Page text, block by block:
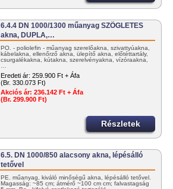
6.4.4 DN 1000/1300 műanyag SZÖGLETES
akna, DUPLA,…
PO. - poliolefin - műanyag szerelőakna, szivattyúakna,
kábelakna, ellenőrző akna, ülepítő akna, előtéttartály,
csurgalékakna, kútakna, szerelvényakna, vízóraakna,
…
Eredeti ár: 259.900 Ft + Áfa
(Br. 330.073 Ft)
Akciós ár: 236.142 Ft + Áfa
(Br. 299.900 Ft)
Részletek
6.5. DN 1000/850 alacsony akna, lépésálló
tetővel
PE. műanyag, kiváló minőségű akna, lépésálló tetővel.
Magasság: ~85 cm; átmérő ~100 cm cm; falvastagság